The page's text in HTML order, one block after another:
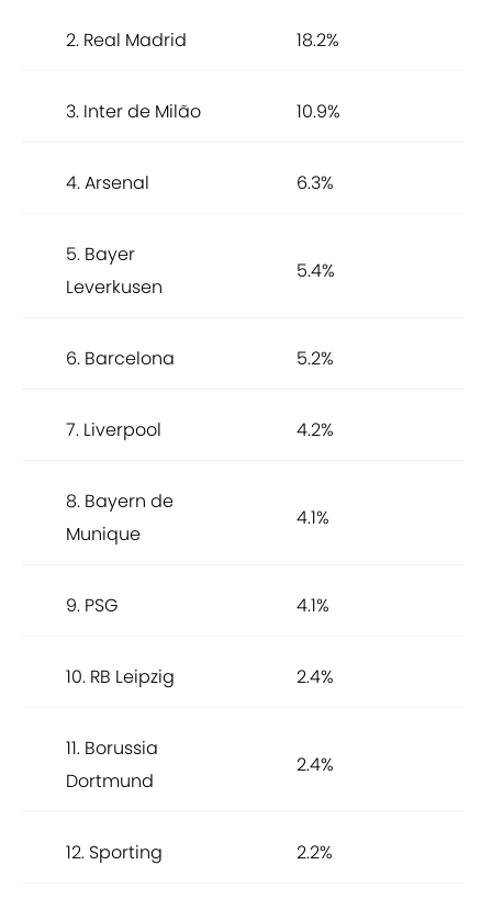
2. Real Madrid 18.2%
3. Inter de Milão 10.9%
4. Arsenal 6.3%
5. Bayer
Leverkusen
5.4%
6. Barcelona 5.2%
7. Liverpool 4.2%
8. Bayern de
Munique
4.1%
9. PSG 4.1%
10. RB Leipzig 2.4%
11. Borussia
Dortmund
2.4%
12. Sporting 2.2%